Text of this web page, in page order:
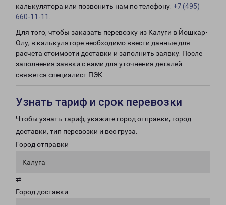
калькулятора или позвонить нам по телефону: +7 (495)
660-11-11
Для того, чтобы заказать перевозку из Калуги в Йошкар-
Олу, в калькуляторе необходимо ввести данные для
расчета стоимости доставки и заполнить заявку. После
заполнения заявки с вами для уточнения деталей
свяжется специалист ПЭК.
Узнать тариф и срок перевозки
Чтобы узнать тариф, укажите город отправки, город
доставки, тип перевозки и вес груза.
Город отправки
Калуга
⇄
Город доставки